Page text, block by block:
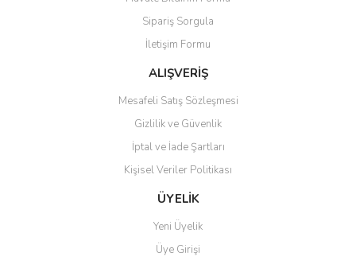
Ürün bilgilerinde hatalar bulunuyor.
Ürün fiyatı diğer sitelerden daha pahalı.
Bu ürüne benzer farklı alternatifler olmalı.
Gönder
Sipariş Sorgula
İletişim Formu
ALIŞVERİŞ
Mesafeli Satış Sözleşmesi
Gizlilik ve Güvenlik
İptal ve İade Şartları
Kişisel Veriler Politikası
ÜYELİK
Yeni Üyelik
Üye Girişi